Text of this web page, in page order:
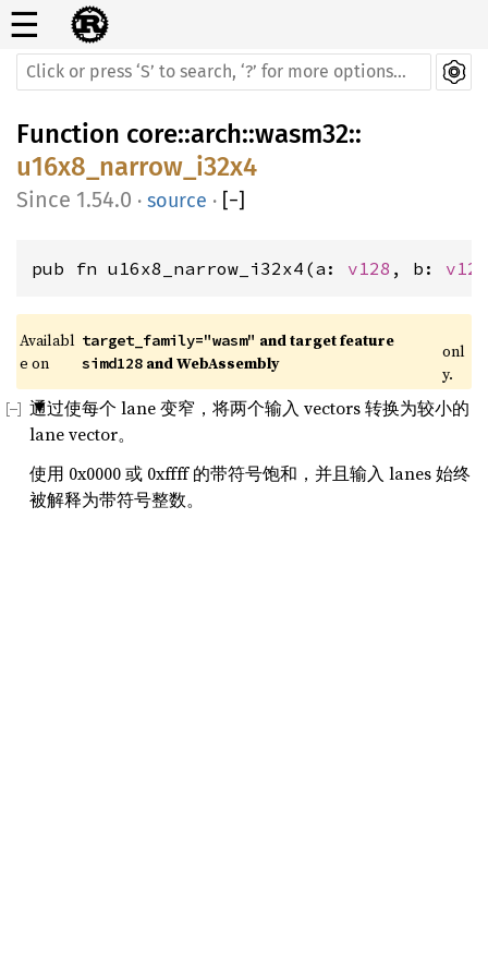
☰
Function core::arch::wasm32::
u16x8_narrow_i32x4
1.54.0 · source · [−]
pub fn u16x8_narrow_i32x4(a: v128 , b: v128
Availabl
e on
target_family="wasm" and target feature
simd128 and WebAssembly
onl
y.
通过使每个 lane 变窄，将两个输入 vectors 转换为较小的
lane vector。
使用 0x0000 或 0xffff 的带符号饱和，并且输入 lanes 始终
被解释为带符号整数。